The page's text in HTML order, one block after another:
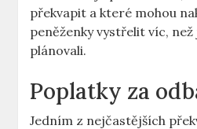
překvapit a které mohou
peněženky vystřelit víc,
plánovali.
Poplatky za
Jedním z nejčastějších